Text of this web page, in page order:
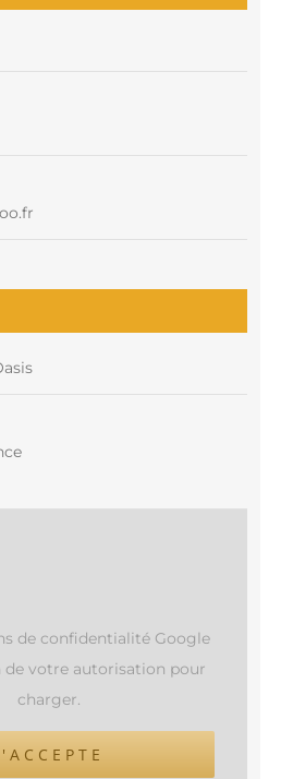
de confidentialité Google
de votre autorisation pour
charger.